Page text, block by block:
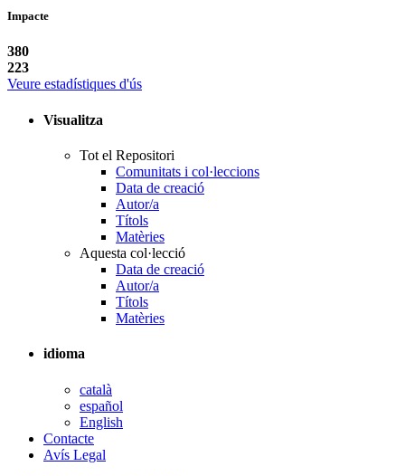
Impacte
380
223
Veure estadístiques d'ús
Visualitza
Tot el Repositori
Comunitats i col·leccions
Data de creació
Autor/a
Títols
Matèries
Aquesta col·lecció
Data de creació
Autor/a
Títols
Matèries
idioma
català
español
English
Contacte
Avís Legal